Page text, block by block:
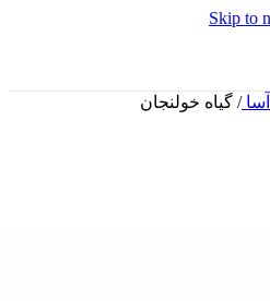
Skip to
/ گیاه خولنجان